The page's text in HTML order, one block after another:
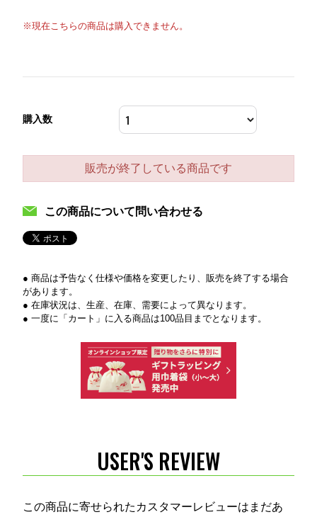
※現在こちらの商品は購入できません。
購入数
販売が終了している商品です
この商品について問い合わせる
● 商品は予告なく仕様や価格を変更したり、販売を終了する場合
があります。
● 在庫状況は、生産、在庫、需要によって異なります。
● 一度に「カート」に入る商品は100品目までとなります。
USER'S REVIEW
この商品に寄せられたカスタマーレビューはまだあ